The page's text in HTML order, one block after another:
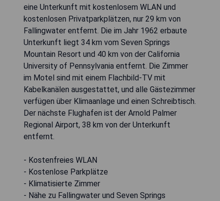
eine Unterkunft mit kostenlosem WLAN und
kostenlosen Privatparkplätzen, nur 29 km von
Fallingwater entfernt. Die im Jahr 1962 erbaute
Unterkunft liegt 34 km vom Seven Springs
Mountain Resort und 40 km von der California
University of Pennsylvania entfernt. Die Zimmer
im Motel sind mit einem Flachbild-TV mit
Kabelkanälen ausgestattet, und alle Gästezimmer
verfügen über Klimaanlage und einen Schreibtisch.
Der nächste Flughafen ist der Arnold Palmer
Regional Airport, 38 km von der Unterkunft
entfernt.
- Kostenfreies WLAN
- Kostenlose Parkplätze
- Klimatisierte Zimmer
- Nähe zu Fallingwater und Seven Springs